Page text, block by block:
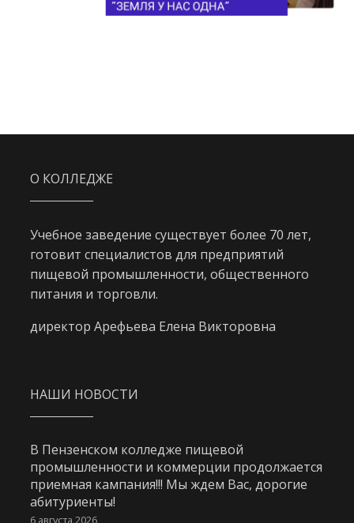
О КОЛЛЕДЖЕ
Учебное заведение существует более 70 лет,
готовит специалистов для предприятий
пищевой промышленности, общественного
питания и торговли.
директор Арефьева Елена Викторовна
НАШИ НОВОСТИ
В Пензенском колледже пищевой
промышленности и коммерции продолжается
приемная кампания!!! Мы ждем Вас, дорогие
абитуриенты!
6 августа 2026